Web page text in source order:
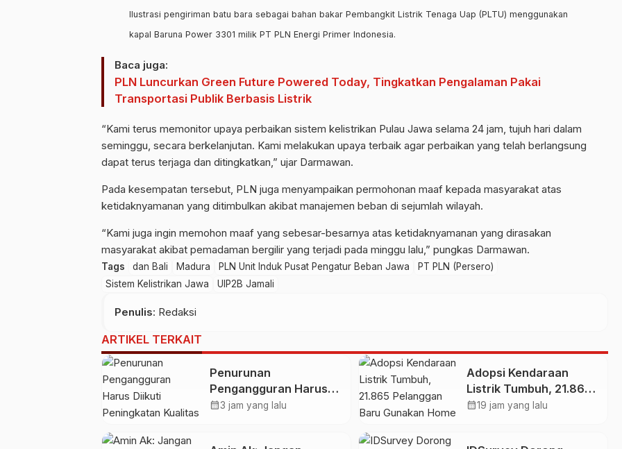
Ilustrasi pengiriman batu bara sebagai bahan bakar Pembangkit Listrik Tenaga Uap (PLTU) menggunakan
kapal Baruna Power 3301 milik PT PLN Energi Primer Indonesia.
Baca juga:
PLN Luncurkan Green Future Powered Today, Tingkatkan Pengalaman Pakai
Transportasi Publik Berbasis Listrik
“Kami terus memonitor upaya perbaikan sistem kelistrikan Pulau Jawa selama 24 jam, tujuh hari dalam
seminggu, secara berkelanjutan. Kami melakukan upaya terbaik agar perbaikan yang telah berlangsung
dapat terus terjaga dan ditingkatkan,” ujar Darmawan.
Pada kesempatan tersebut, PLN juga menyampaikan permohonan maaf kepada masyarakat atas
ketidaknyamanan yang ditimbulkan akibat manajemen beban di sejumlah wilayah.
“Kami juga ingin memohon maaf yang sebesar-besarnya atas ketidaknyamanan yang dirasakan
masyarakat akibat pemadaman bergilir yang terjadi pada minggu lalu,” pungkas Darmawan.
Tags dan Bali Madura PLN Unit Induk Pusat Pengatur Beban Jawa
PT PLN (Persero)
Sistem Kelistrikan Jawa
UIP2B Jamali
Penulis: Redaksi
ARTIKEL TERKAIT
Penurunan
Pengangguran Harus
Diikuti Peningkatan
calendar_month3 jam yang lalu
Adopsi Kendaraan
Listrik Tumbuh, 21.865
Pelanggan Baru
calendar_month19 jam yang lalu